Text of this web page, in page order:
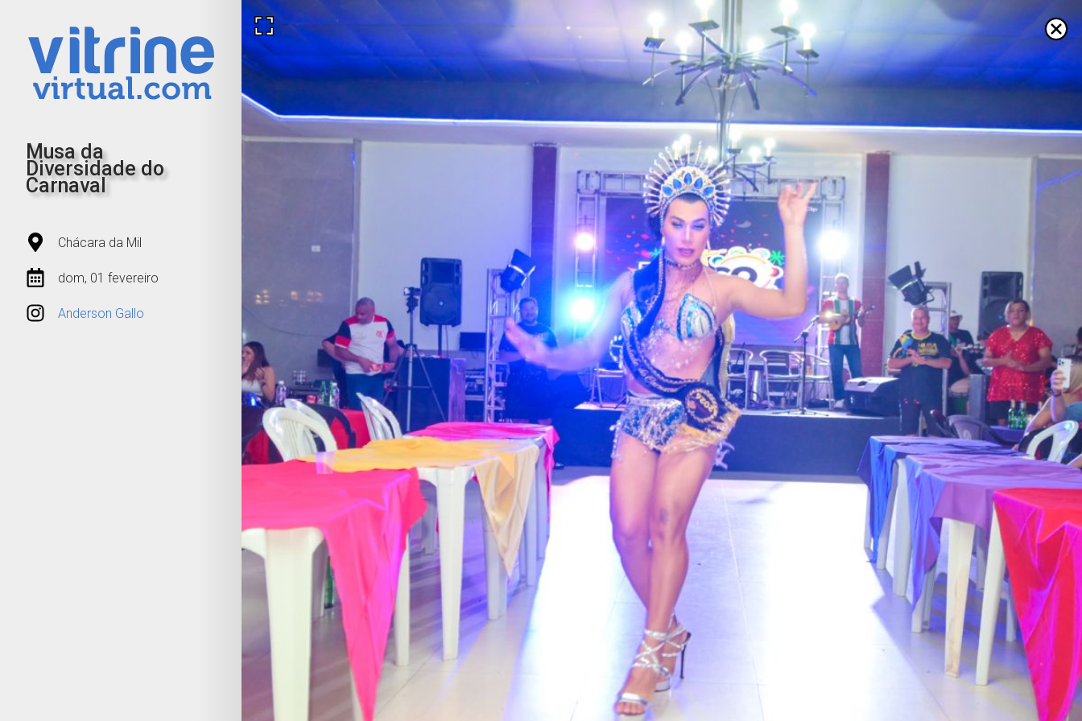
Musa da
Diversidade do
Carnaval
Chácara da Mil
dom, 01 fevereiro
Anderson Gallo